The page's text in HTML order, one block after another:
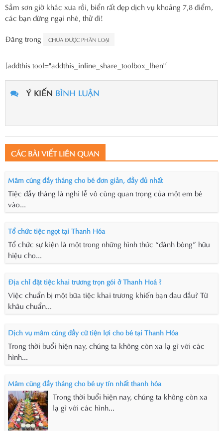
Sầm sơn giờ khác xưa rồi, biển rất đẹp dịch vụ khoảng 7,8 điểm,
các bạn đừng ngại nhé, thử đi!
Đăng trong
CHƯA ĐƯỢC PHÂN LOẠI
[addthis tool="addthis_inline_share_toolbox_lhen"]
Ý KIẾN BÌNH LUẬN
CÁC BÀI VIẾT LIÊN QUAN
Mâm cúng đầy tháng cho bé đơn giản, đầy đủ nhất
Tiệc đầy tháng là nghi lễ vô cùng quan trọng của một em bé
vào...
Tổ chức tiệc ngọt tại Thanh Hóa
Tổ chức sự kiện là một trong những hình thức “đánh bóng” hữu
hiệu cho...
Địa chỉ đặt tiệc khai trương trọn gói ở Thanh Hoá ?
Việc chuẩn bị một bữa tiệc khai trương khiến bạn đau đầu? Từ
khâu chuẩn...
Dịch vụ mâm cúng đầy cữ tiện lợi cho bé tại Thanh Hóa
Trong thời buổi hiện nay, chúng ta không còn xa lạ gì với các
hình...
Mâm cũng đầy tháng cho bé uy tín nhất thanh hóa
Trong thời buổi hiện nay, chúng ta không còn xa
lạ gì với các hình...